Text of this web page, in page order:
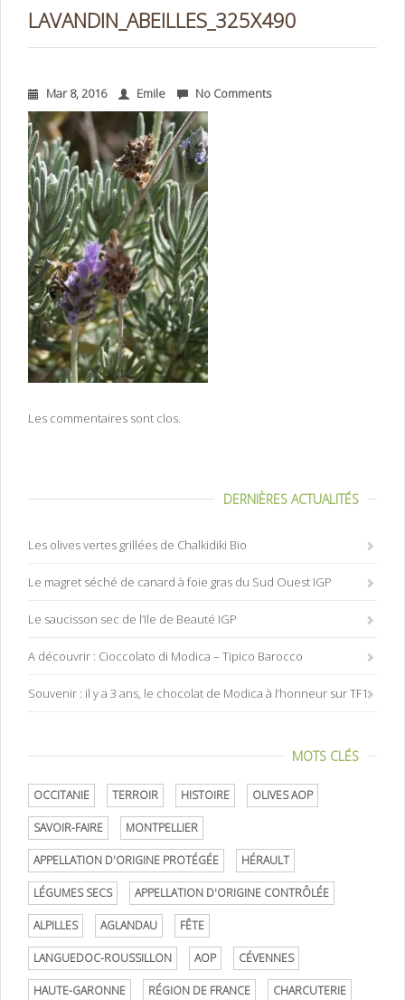
LAVANDIN_ABEILLES_325X490
Mar 8, 2016 Emile No Comments
Les commentaires sont clos.
DERNIÈRES ACTUALITÉS
Les olives vertes grillées de Chalkidiki Bio
Le magret séché de canard à foie gras du Sud Ouest IGP
Le saucisson sec de l’Ile de Beauté IGP
A découvrir : Cioccolato di Modica – Tipico Barocco
Souvenir : il y a 3 ans, le chocolat de Modica à l’honneur sur TF1
MOTS CLÉS
OCCITANIE TERROIR HISTOIRE OLIVES AOP
SAVOIR-FAIRE MONTPELLIER
APPELLATION D'ORIGINE PROTÉGÉE HÉRAULT
LÉGUMES SECS APPELLATION D'ORIGINE CONTRÔLÉE
ALPILLES AGLANDAU FÊTE
LANGUEDOC-ROUSSILLON AOP CÉVENNES
HAUTE-GARONNE RÉGION DE FRANCE CHARCUTERIE